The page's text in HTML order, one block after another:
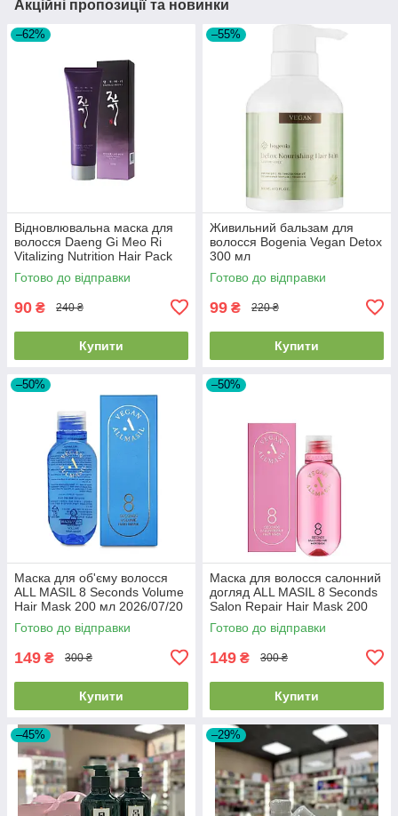
Акційні пропозиції та новинки
–62%
Відновлювальна маска для
волосся Daeng Gi Meo Ri
Vitalizing Nutrition Hair Pack
120ml EXP28/08/26
Готово до відправки
90 ₴ 240 ₴
Купити
–55%
Живильний бальзам для
волосся Bogenia Vegan Detox
300 мл
Готово до відправки
99 ₴ 220 ₴
Купити
–50%
Маска для об'єму волосся
ALL MASIL 8 Seconds Volume
Hair Mask 200 мл 2026/07/20
Готово до відправки
149 ₴ 300 ₴
Купити
–50%
Маска для волосся салонний
догляд ALL MASIL 8 Seconds
Salon Repair Hair Mask 200
мл 2026/07/21
Готово до відправки
149 ₴ 300 ₴
Купити
–45% –29%